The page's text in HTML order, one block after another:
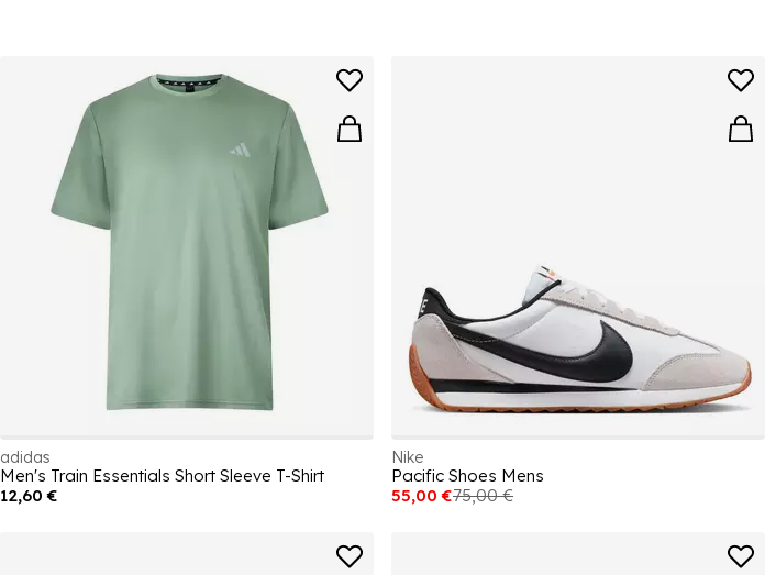
adidas
Men's Train Essentials Short Sleeve T-Shirt
12,60 €
Nike
Pacific Shoes Mens
55,00 €75,00 €